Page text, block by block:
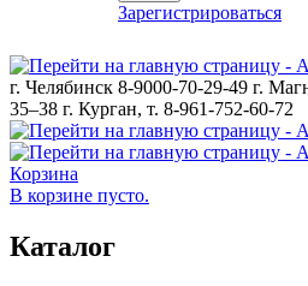
Зарегистрироваться
г. Челябинск 8-9000-70-29-49 г.
35–38 г. Курган, т. 8-961-752-60-72
Корзина
В корзине пусто.
Каталог